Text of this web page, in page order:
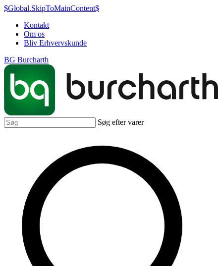
$Global.SkipToMainContent$
Kontakt
Om os
Bliv Erhvervskunde
BG Burcharth
Søg efter varer